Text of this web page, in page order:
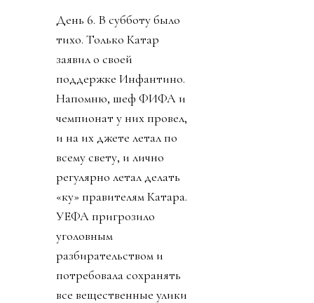
День 6. В субботу было
тихо. Только Катар
заявил о своей
поддержке Инфантино.
Напомню, шеф ФИФА и
чемпионат у них провел,
и на их джете летал по
всему свету, и лично
регулярно летал делать
«ку» правителям Катара.
УЕФА пригрозило
уголовным
разбирательством и
потребовала сохранять
все вещественные улики